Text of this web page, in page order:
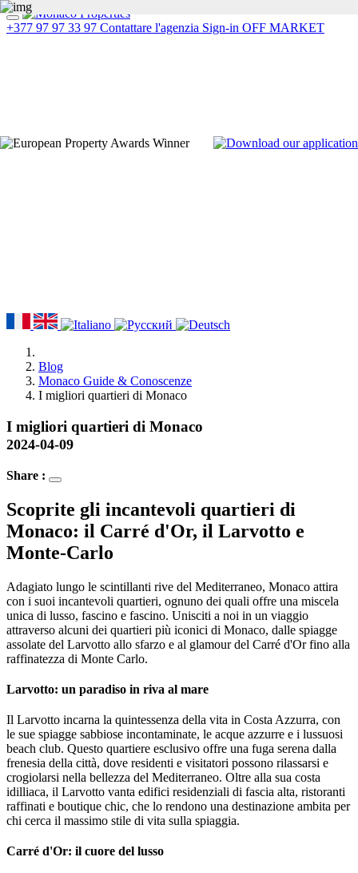
+377 97 97 33 97 Contattare l'agenzia Sign-in OFF MARKET
Blog
Monaco Guide & Conoscenze
I migliori quartieri di Monaco
I migliori quartieri di Monaco
2024-04-09
Share :
Scoprite gli incantevoli quartieri di
Monaco: il Carré d'Or, il Larvotto e
Monte-Carlo
Adagiato lungo le scintillanti rive del Mediterraneo, Monaco attira
con i suoi incantevoli quartieri, ognuno dei quali offre una miscela
unica di lusso, fascino e fascino. Unisciti a noi in un viaggio
attraverso alcuni dei quartieri più iconici di Monaco, dalle spiagge
assolate del Larvotto allo sfarzo e al glamour del Carré d'Or fino alla
raffinatezza di Monte Carlo.
Larvotto: un paradiso in riva al mare
Il Larvotto incarna la quintessenza della vita in Costa Azzurra, con
le sue spiagge sabbiose incontaminate, le acque azzurre e i lussuosi
beach club. Questo quartiere esclusivo offre una fuga serena dalla
frenesia della città, dove residenti e visitatori possono rilassarsi e
crogiolarsi nella bellezza del Mediterraneo. Oltre alla sua costa
idilliaca, il Larvotto vanta edifici residenziali di fascia alta, ristoranti
raffinati e boutique chic, che lo rendono una destinazione ambita per
chi cerca il massimo stile di vita sulla spiaggia.
Carré d'Or: il cuore del lusso